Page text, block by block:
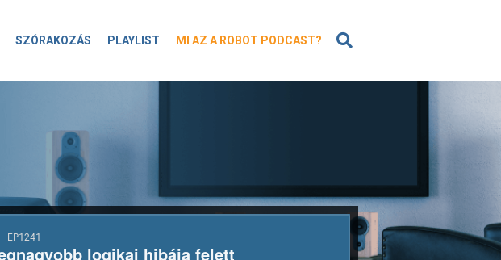
SZÓRAKOZÁS PLAYLIST MI AZ A ROBOT PODCAST?